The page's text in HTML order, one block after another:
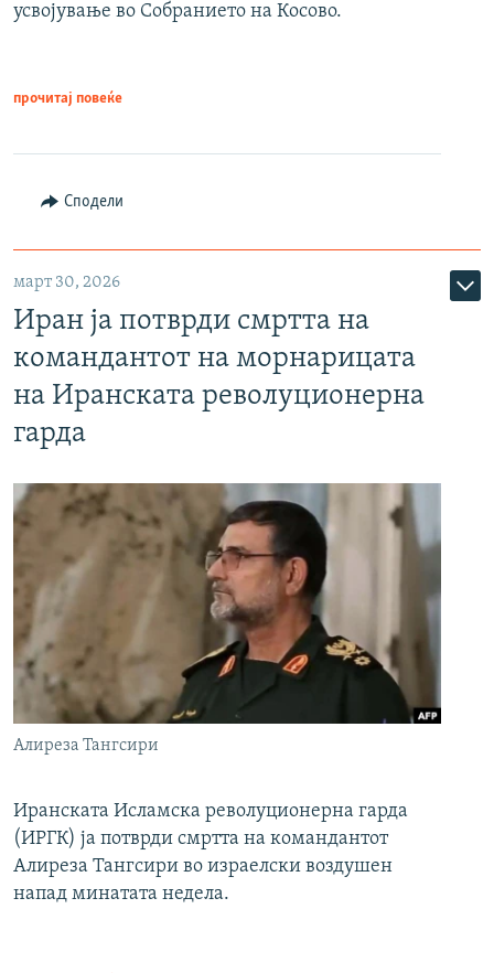
усвојување во Собранието на Косово.
прочитај повеќе
Сподели
март 30, 2026
Иран ја потврди смртта на
командантот на морнарицата
на Иранската револуционерна
гарда
Алиреза Тангсири
Иранската Исламска револуционерна гарда
(ИРГК) ја потврди смртта на командантот
Алиреза Тангсири во израелски воздушен
напад минатата недела.